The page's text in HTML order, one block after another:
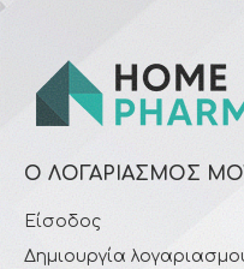
Ο ΛΟΓΑΡΙΑΣΜΌΣ
Είσοδος
Δημιουργία